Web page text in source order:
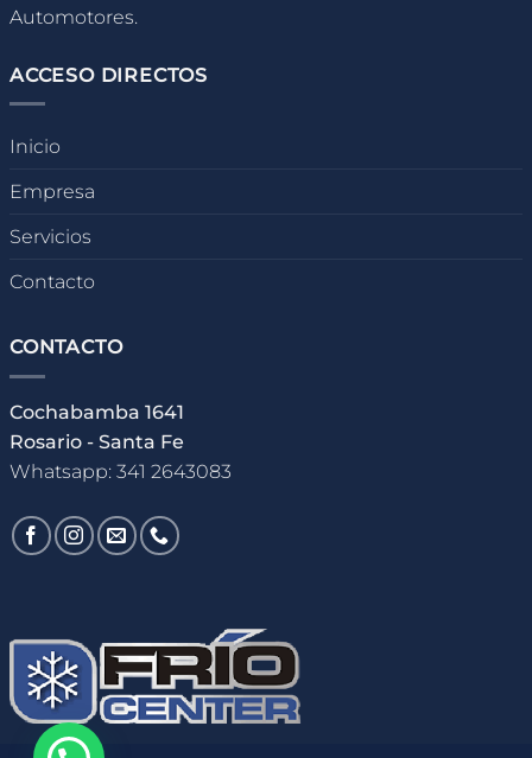
Automotores.
ACCESO DIRECTOS
Inicio
Empresa
Servicios
Contacto
CONTACTO
Cochabamba 1641
Rosario - Santa Fe
Whatsapp: 341 2643083